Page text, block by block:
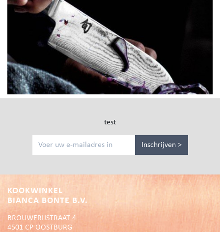
test
Inschrijven >
KOOKWINKEL
BIANCA BONTE B.V.
BROUWERIJSTRAAT 4
4501 CP OOSTBURG